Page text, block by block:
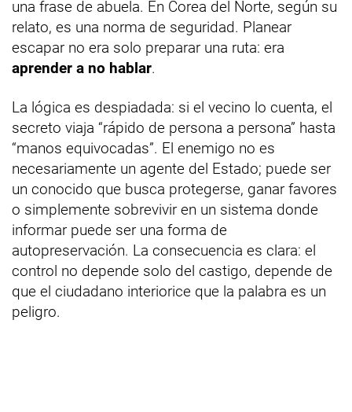
una frase de abuela. En Corea del Norte, según su
relato, es una norma de seguridad. Planear
escapar no era solo preparar una ruta: era
aprender a no hablar.
La lógica es despiadada: si el vecino lo cuenta, el
secreto viaja “rápido de persona a persona” hasta
“manos equivocadas”. El enemigo no es
necesariamente un agente del Estado; puede ser
un conocido que busca protegerse, ganar favores
o simplemente sobrevivir en un sistema donde
informar puede ser una forma de
autopreservación. La consecuencia es clara: el
control no depende solo del castigo, depende de
que el ciudadano interiorice que la palabra es un
peligro.